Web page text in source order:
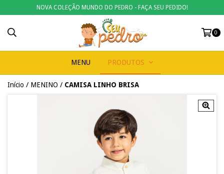
NOVA COLEÇÃO MUNDO DO PEDRO - FAÇA SEU PEDIDO!
0
MENU PRODUTOS
Início / MENINO / CAMISA LINHO BRISA